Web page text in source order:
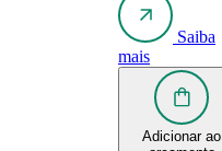
Saiba
mais
Adicionar ao